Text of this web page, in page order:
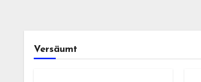
Versäumt